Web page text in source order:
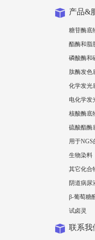
产品&
糖苷酶底
酯酶和脂
磷酸酶和
肽酶发色
化学发光
电化学发
核酸酶底
硫酸酯酶
用于NGS
生物染料
其它化合
阴道病尿
β-葡萄糖
试卤灵
联系我